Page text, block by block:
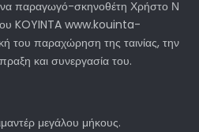
παραγωγό-σκηνοθέτη Χρήστο Ν
KOYINTA www.kouinta-
του παραχώρηση της ταινίας, την
και συνεργασία του.
μεγάλου μήκους.